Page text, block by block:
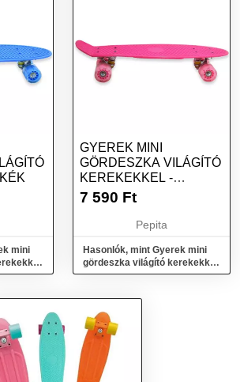
mini
GYEREK MINI
GÖRDESZKA VILÁGÍTÓ
KEREKEKKEL -
RÓZSASZÍN
7 590 Ft
Pepita
Hasonlók, mint Gyerek mini
gördeszka világító kerekekkel
- rózsaszín